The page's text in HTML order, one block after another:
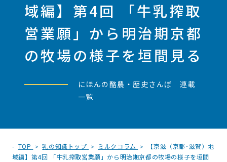
域編】第4回 「牛乳搾取
営業願」から明治期京都
の牧場の様子を垣間見る
にほんの酪農・歴史さんぽ 連載
一覧
TOP 乳の知識トップ ミルクコラム
【京滋（京都･滋賀）地
域編】第4回 「牛乳搾取営業願」から明治期京都の牧場の様子を垣間